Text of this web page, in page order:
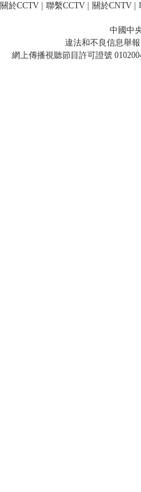
關於CCTV 聯繫CCTV 關於CNTV
中國中
違法和不良信息舉報
網上傳播視聽節目許可證號